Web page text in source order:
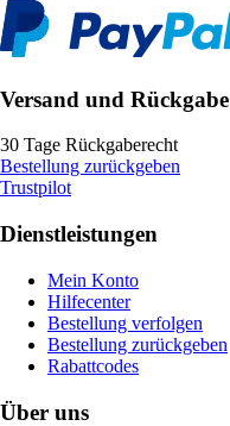
Versand und Rückgabe
30 Tage Rückgaberecht
Bestellung zurückgeben
Trustpilot
Dienstleistungen
Mein Konto
Hilfecenter
Bestellung verfolgen
Bestellung zurückgeben
Rabattcodes
Über uns